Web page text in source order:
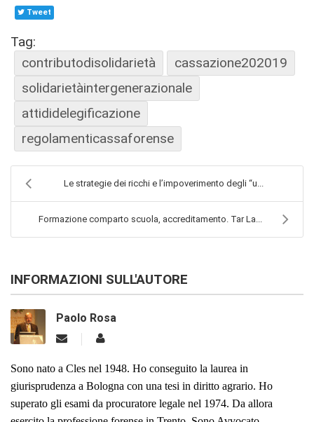
Tweet
Tag:
contributodisolidarietà
cassazione202019
solidarietàintergenerazionale
attididelegificazione
regolamenticassaforense
Le strategie dei ricchi e l’impoverimento degli “u...
Formazione comparto scuola, accreditamento. Tar La...
INFORMAZIONI SULL'AUTORE
Paolo Rosa
Sono nato a Cles nel 1948. Ho conseguito la laurea in
giurisprudenza a Bologna con una tesi in diritto agrario. Ho
superato gli esami da procuratore legale nel 1974. Da allora